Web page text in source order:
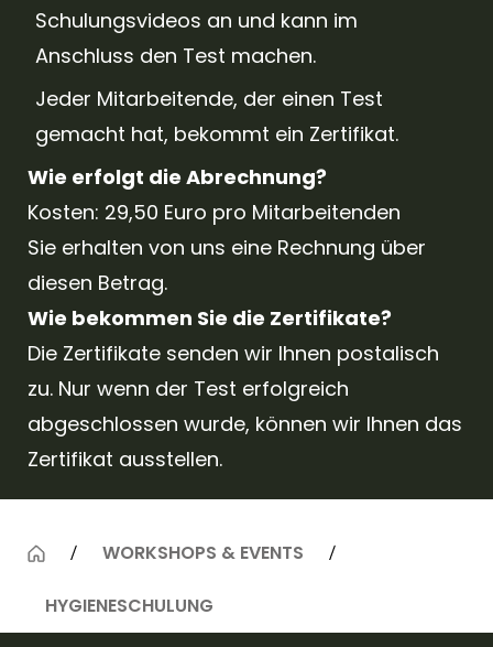
Schulungsvideos an und kann im
Anschluss den Test machen.
Jeder Mitarbeitende, der einen Test
gemacht hat, bekommt ein Zertifikat.
Wie erfolgt die Abrechnung?
Kosten: 29,50 Euro pro Mitarbeitenden
Sie erhalten von uns eine Rechnung über
diesen Betrag.
Wie bekommen Sie die Zertifikate?
Die Zertifikate senden wir Ihnen postalisch
zu. Nur wenn der Test erfolgreich
abgeschlossen wurde, können wir Ihnen das
Zertifikat ausstellen.
WORKSHOPS & EVENTS
HYGIENESCHULUNG